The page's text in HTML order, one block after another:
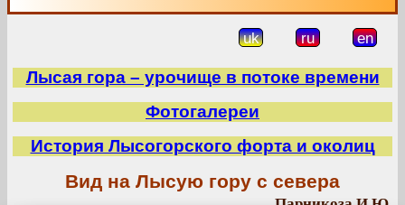
uk ru en
Лысая гора – урочище в потоке времени
Фотогалереи
История Лысогорского форта и околиц
Вид на Лысую гору с севера